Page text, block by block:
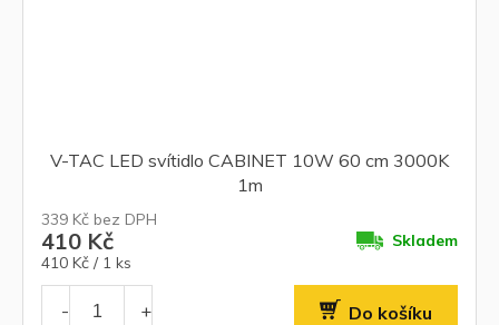
V-TAC LED svítidlo CABINET 10W 60 cm 3000K
1m
339 Kč bez DPH
410 Kč
Měrná
cena:
410 Kč / 1 ks
Skladem
Do košíku